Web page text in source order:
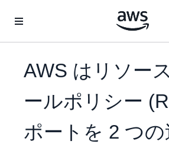
AWS はリソー
ールポリシー
ポートを 2 つ